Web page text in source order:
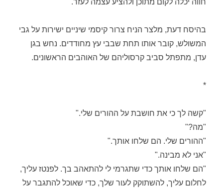
חווה יכלה לקום מתוכן ולהציע עצמה לעזר.
בהיסח דעת, מלצר הניח צרור קיסמי שיניים ישירות על גבי
המשולש, קובר אותו תחת שבבי עץ מחודדים. נחש בגן
עדן, מתפתל סביב קרסוליהם של האוהבים הראשונים.
*
"קשה לך כי את חושבת על ההורים שלי."
"מה?"
"ההורים שלי. הם שלחו אותך."
"אני לא מבינה."
"הם שלחו אותך כדי שתגרמי לי להתאהב בך. לפנטז עליך,
לחלום עליך, להשתוקק לעור שלך, כדי שאוכל להתגבר על